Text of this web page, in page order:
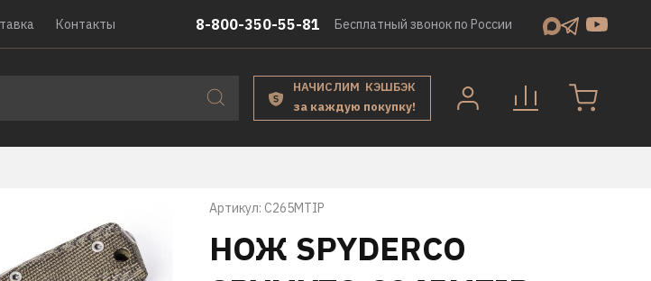
Контакты 8-800-350-55-81 Бесплатный звонок по России
НАЧИСЛИМ КЭШБЭК
за каждую покупку!
Артикул: C265MTIP
НОЖ SPYDERCO